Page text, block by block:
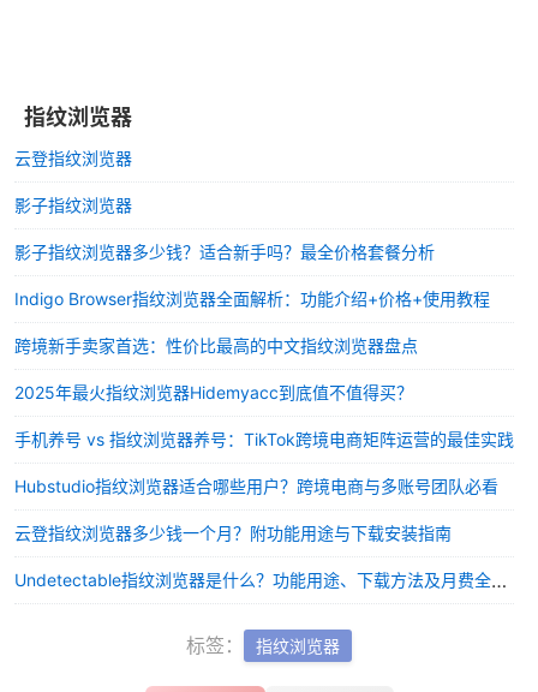
指纹浏览器
云登指纹浏览器
影子指纹浏览器
影子指纹浏览器多少钱？适合新手吗？最全价格套餐分析
Indigo Browser指纹浏览器全面解析：功能介绍+价格+使用教程
跨境新手卖家首选：性价比最高的中文指纹浏览器盘点
2025年最火指纹浏览器Hidemyacc到底值不值得买？
手机养号 vs 指纹浏览器养号：TikTok跨境电商矩阵运营的最佳实践
Hubstudio指纹浏览器适合哪些用户？跨境电商与多账号团队必看
云登指纹浏览器多少钱一个月？附功能用途与下载安装指南
Undetectable指纹浏览器是什么？功能用途、下载方法及月费全解析
标签： 指纹浏览器